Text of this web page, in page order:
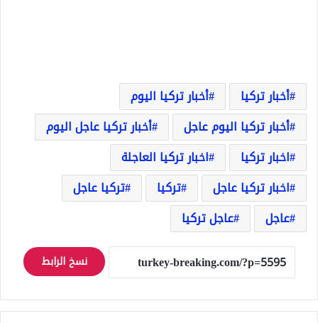
أخبار تركيا
أخبار تركيا اليوم
أخبار تركيا اليوم عاجل
أخبار تركيا عاجل اليوم
اخبار تركيا
اخبار تركيا العاجلة
اخبار تركيا عاجل
تركيا
تركيا عاجل
عاجل
عاجل تركيا
نسخ الرابط